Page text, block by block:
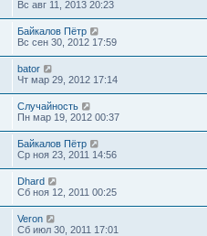
Вс авг 11, 2013 20:23
Байкалов Пётр
Вс сен 30, 2012 17:59
bator
Чт мар 29, 2012 17:14
Случайность
Пн мар 19, 2012 00:37
Байкалов Пётр
Ср ноя 23, 2011 14:56
Dhard
Сб ноя 12, 2011 00:25
Veron
Сб июл 30, 2011 17:01